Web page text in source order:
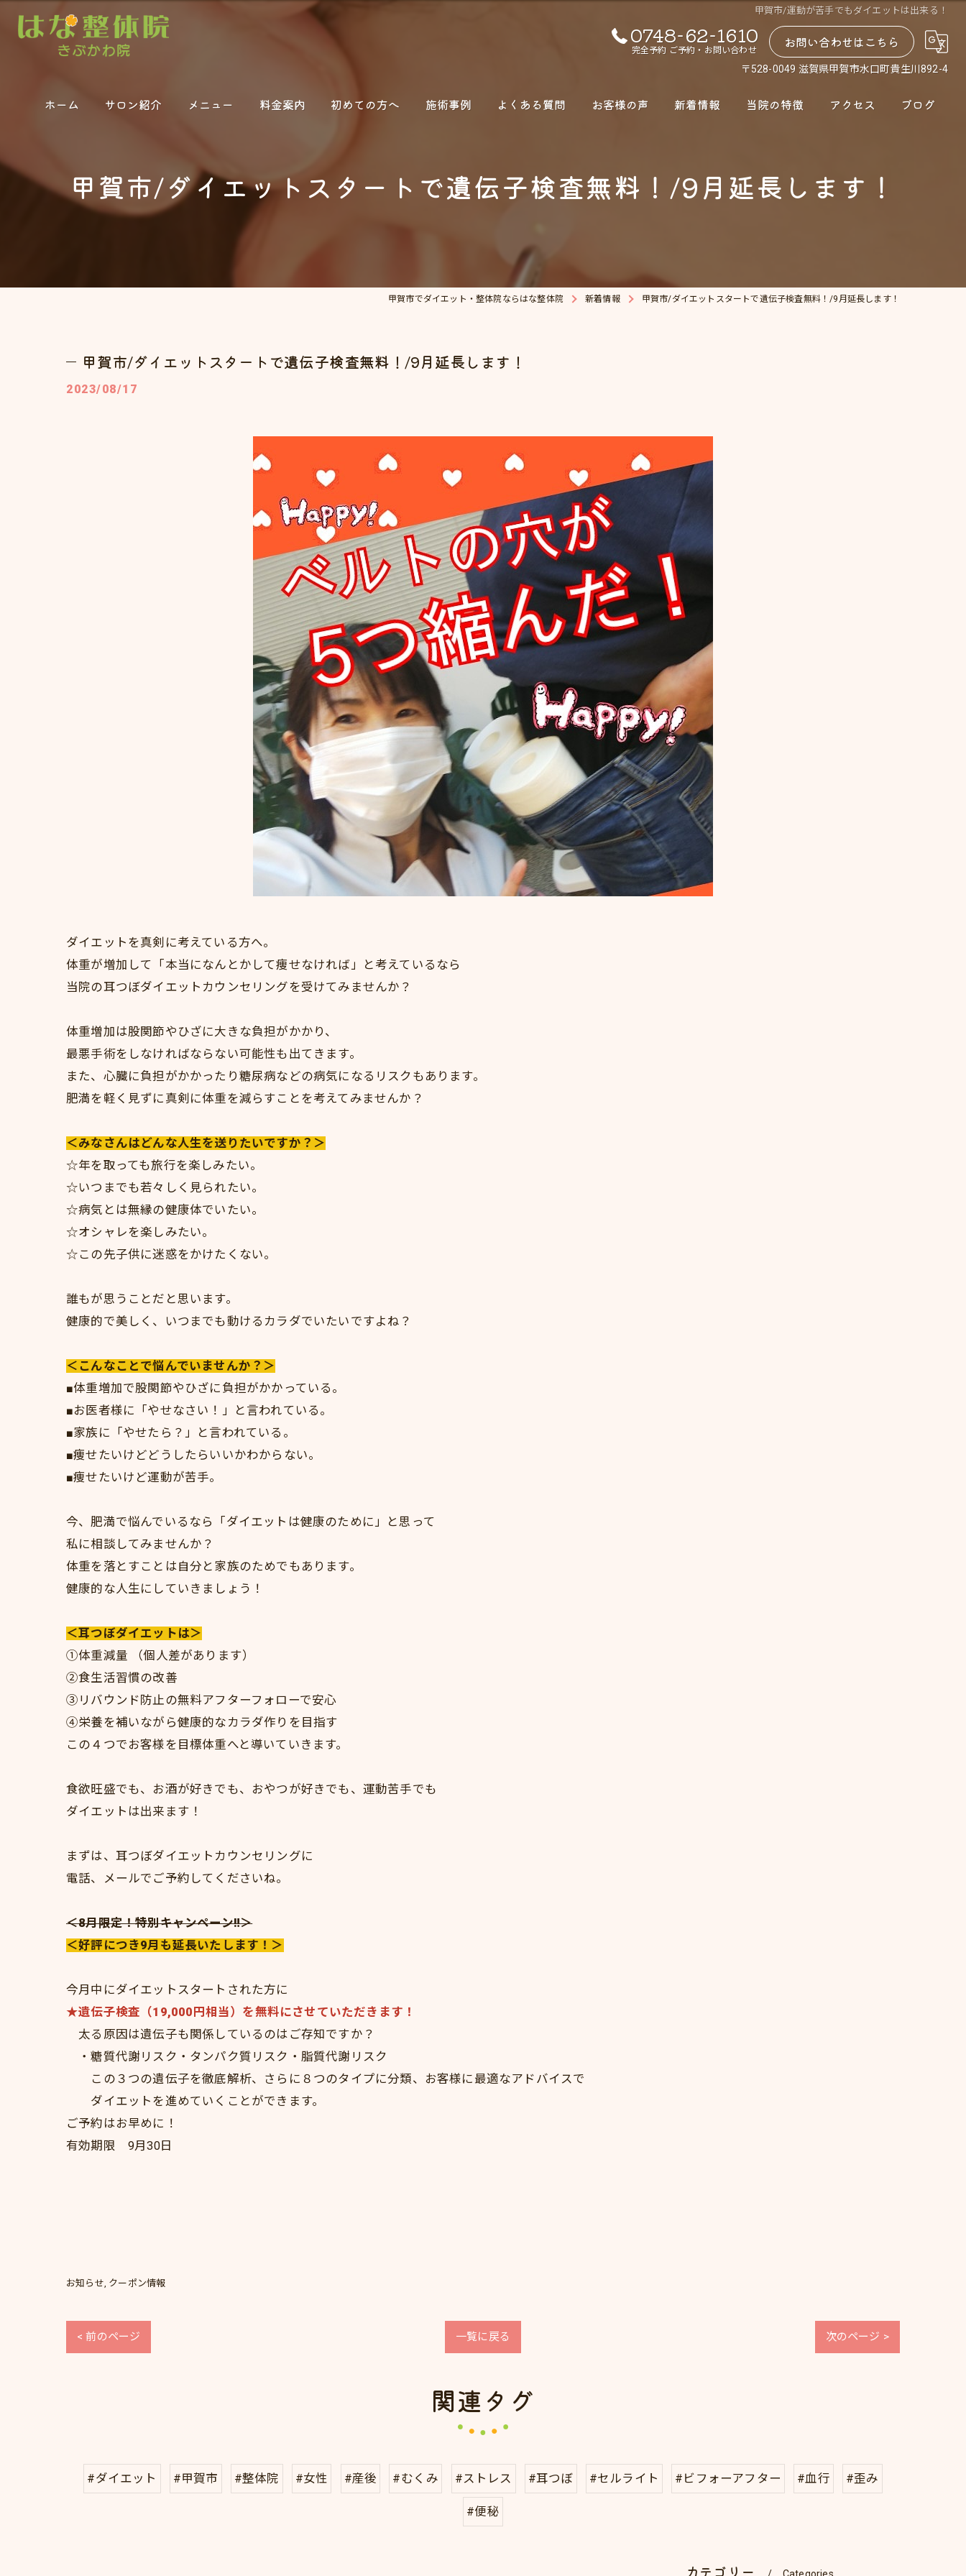
甲賀市/運動が苦手でもダイエットは出来る！
0748-62-1610
完全予約 ご予約・お問い合わせ お問い合わせはこちら
〒528-0049 滋賀県甲賀市水口町貴生川892-4
ホーム サロン紹介 メニュー 料金案内 初めての方へ 施術事例 よくある質問 お客様の声 新着情報 当院の特徴
肩こり
ダイエット
アクセス ブログ
甲賀市/ダイエットスタートで遺伝子検査無料！/9月延長します！
甲賀市でダイエット・整体院ならはな整体院 新着情報 甲賀市/ダイエットスタートで遺伝子検査無料！/9月延長します！
甲賀市/ダイエットスタートで遺伝子検査無料！/9月延長します！
2023/08/17
ダイエットを真剣に考えている方へ。
体重が増加して「本当になんとかして痩せなければ」と考えているなら
当院の耳つぼダイエットカウンセリングを受けてみませんか？
体重増加は股関節やひざに大きな負担がかかり、
最悪手術をしなければならない可能性も出てきます。
また、心臓に負担がかかったり糖尿病などの病気になるリスクもあります。
肥満を軽く見ずに真剣に体重を減らすことを考えてみませんか？
＜みなさんはどんな人生を送りたいですか？＞
☆年を取っても旅行を楽しみたい。
☆いつまでも若々しく見られたい。
☆病気とは無縁の健康体でいたい。
☆オシャレを楽しみたい。
☆この先子供に迷惑をかけたくない。
誰もが思うことだと思います。
健康的で美しく、いつまでも動けるカラダでいたいですよね？
＜こんなことで悩んでいませんか？＞
■体重増加で股関節やひざに負担がかかっている。
■お医者様に「やせなさい！」と言われている。
■家族に「やせたら？」と言われている。
■痩せたいけどどうしたらいいかわからない。
■痩せたいけど運動が苦手。
今、肥満で悩んでいるなら「ダイエットは健康のために」と思って
私に相談してみませんか？
体重を落とすことは自分と家族のためでもあります。
健康的な人生にしていきましょう！
＜耳つぼダイエットは＞
①体重減量 （個人差があります）
②食生活習慣の改善
③リバウンド防止の無料アフターフォローで安心
④栄養を補いながら健康的なカラダ作りを目指す
この４つでお客様を目標体重へと導いていきます。
食欲旺盛でも、お酒が好きでも、おやつが好きでも、運動苦手でも
ダイエットは出来ます！
まずは、耳つぼダイエットカウンセリングに
電話、メールでご予約してくださいね。
＜8月限定！特別キャンペーン‼＞
＜好評につき9月も延長いたします！＞
今月中にダイエットスタートされた方に
★遺伝子検査（19,000円相当）を無料にさせていただきます！
太る原因は遺伝子も関係しているのはご存知ですか？
・糖質代謝リスク・タンパク質リスク・脂質代謝リスク
この３つの遺伝子を徹底解析、さらに８つのタイプに分類、お客様に最適なアドバイスで
ダイエットを進めていくことができます。
ご予約はお早めに！
有効期限 9月30日
お知らせ クーポン情報
< 前のページ 一覧に戻る 次のページ >
関連タグ
#ダイエット #甲賀市 #整体院 #女性 #産後 #むくみ #ストレス #耳つぼ #セルライト #ビフォーアフター #血行 #歪み
#便秘
カテゴリー